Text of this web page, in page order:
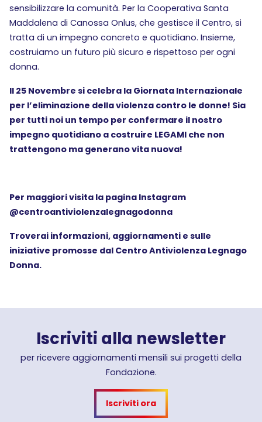
sensibilizzare la comunità. Per la Cooperativa Santa
Maddalena di Canossa Onlus, che gestisce il Centro, si
tratta di un impegno concreto e quotidiano. Insieme,
costruiamo un futuro più sicuro e rispettoso per ogni
donna.
Il 25 Novembre si celebra la Giornata Internazionale
per l’eliminazione della violenza contro le donne! Sia
per tutti noi un tempo per confermare il nostro
impegno quotidiano a costruire LEGAMI che non
trattengono ma generano vita nuova!
Per maggiori visita la pagina Instagram
@centroantiviolenzalegnagodonna
Troverai informazioni, aggiornamenti e sulle
iniziative promosse dal Centro Antiviolenza Legnago
Donna.
Iscriviti alla newsletter
per ricevere aggiornamenti mensili sui progetti della
Fondazione.
Iscriviti ora